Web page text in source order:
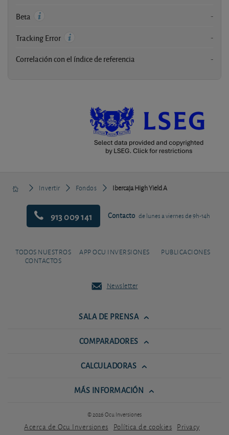
Beta -
Tracking Error -
Correlación con el índice de referencia -
Invertir Fondos Ibercaja High Yield A
913 009 141 Contacto de lunes a viernes de 9h-14h
TODOS NUESTROS
CONTACTOS
APP OCU INVERSIONES PUBLICACIONES
Newsletter
SALA DE PRENSA
COMPARADORES
CALCULADORAS
MÁS INFORMACIÓN
© 2026 Ocu Inversiones
Acerca de Ocu Inversiones Política de cookies Privacy